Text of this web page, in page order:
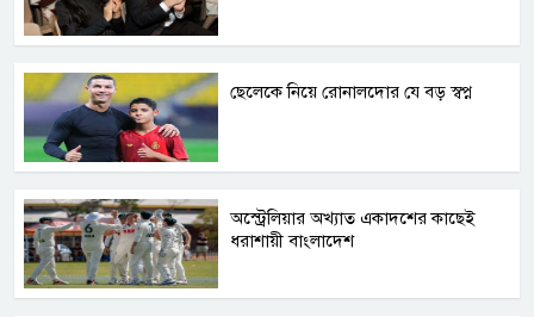
ছেলেকে নিয়ে রোনালদোর যে বড় স্বপ্ন
অস্ট্রেলিয়ার অখ্যাত একাদশের কাছেই
ধরাশায়ী বাংলাদেশ